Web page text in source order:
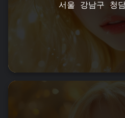
서울 강남구 청